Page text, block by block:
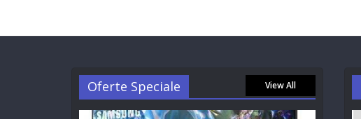
Oferte Speciale View All